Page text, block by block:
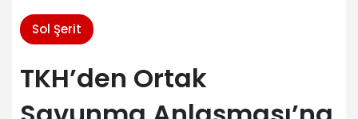
Sol Şerit
TKH’den Ortak